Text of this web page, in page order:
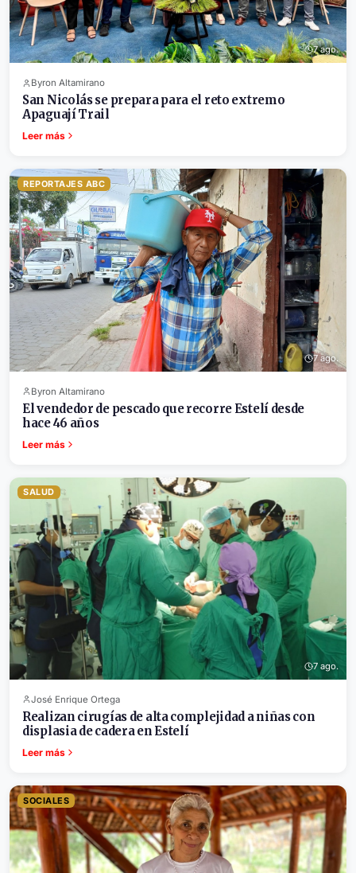
7 ago.
Byron Altamirano
San Nicolás se prepara para el reto extremo
Apaguají Trail
Leer más
REPORTAJES ABC
7 ago.
Byron Altamirano
El vendedor de pescado que recorre Estelí desde
hace 46 años
Leer más
SALUD
7 ago.
José Enrique Ortega
Realizan cirugías de alta complejidad a niñas con
displasia de cadera en Estelí
Leer más
SOCIALES